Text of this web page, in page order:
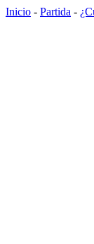
Inicio - Partida -